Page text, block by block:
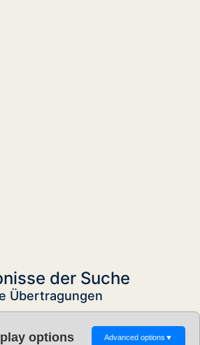
der Suche
Übertragungen
options Advanced options ▼